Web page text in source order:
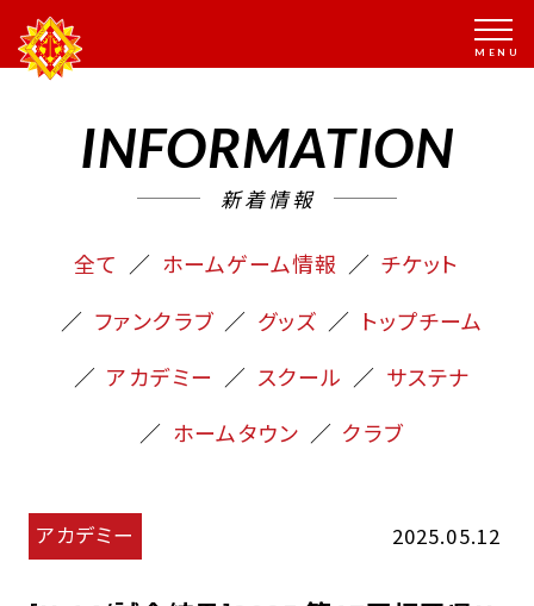
INFORMATION
新着情報
全て ホームゲーム情報
チケット
ファンクラブ
グッズ
トップチーム
アカデミー
スクール
サステナ
ホームタウン
クラブ
アカデミー 2025.05.12